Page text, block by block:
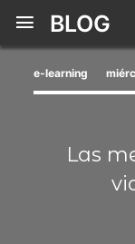
BLOG
e-learning
Las